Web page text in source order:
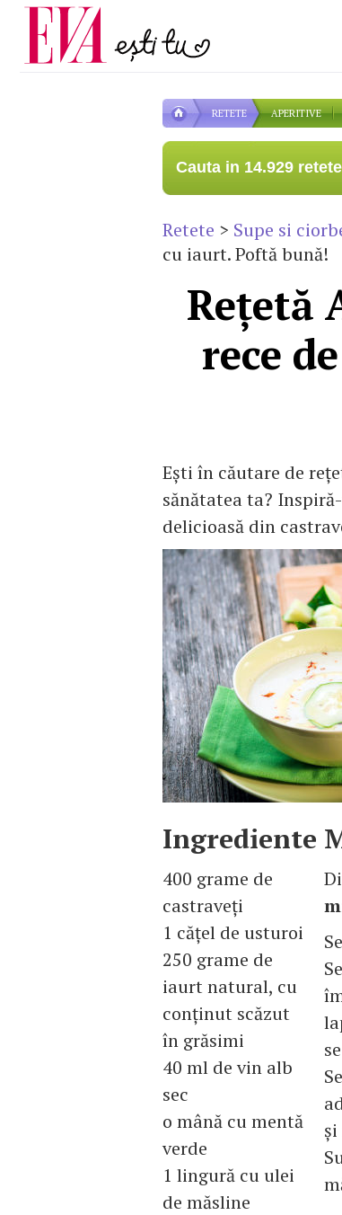
RETETE APERITIVE
Cauta in 14.929 retete
Retete > Supe si
cu iaurt. Poftă bună!
Reţetă
rece
Eşti în căutare de
sănătatea ta?
delicioasă din
Ingrediente
400 grame de
castraveţi
1 căţel de usturoi
250 grame de
iaurt natural, cu
conţinut scăzut
în grăsimi
40 ml de vin alb
sec
o mână cu mentă
verde
1 lingură cu ulei
de măsline
Carieră
Actualitate